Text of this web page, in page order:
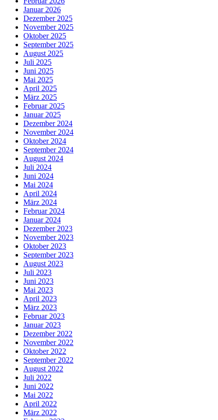
Januar 2026
Dezember 2025
November 2025
Oktober 2025
September 2025
August 2025
Juli 2025
Juni 2025
Mai 2025
April 2025
März 2025
Februar 2025
Januar 2025
Dezember 2024
November 2024
Oktober 2024
September 2024
August 2024
Juli 2024
Juni 2024
Mai 2024
April 2024
März 2024
Februar 2024
Januar 2024
Dezember 2023
November 2023
Oktober 2023
September 2023
August 2023
Juli 2023
Juni 2023
Mai 2023
April 2023
März 2023
Februar 2023
Januar 2023
Dezember 2022
November 2022
Oktober 2022
September 2022
August 2022
Juli 2022
Juni 2022
Mai 2022
April 2022
März 2022